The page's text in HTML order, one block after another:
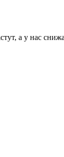
а у нас